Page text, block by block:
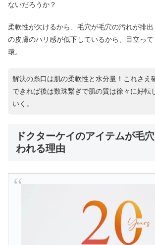
ないだろうか？
柔軟性が欠けるから、毛穴が毛穴の汚れが排出
の皮膚のハリ感が低下しているから、目立っ
環。
解決の糸口は肌の柔軟性と水分量！これさえ
できれば後は数珠繋ぎで肌の質は徐々に好転
いく。
ドクターケイのアイテムが毛
われる理由